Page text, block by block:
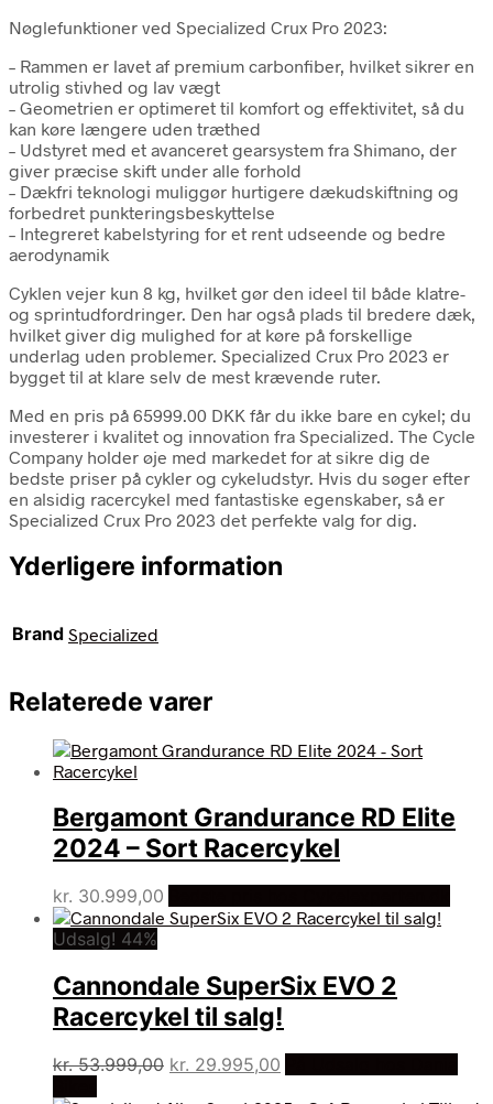
Nøglefunktioner ved Specialized Crux Pro 2023:
– Rammen er lavet af premium carbonfiber, hvilket sikrer en
utrolig stivhed og lav vægt
– Geometrien er optimeret til komfort og effektivitet, så du
kan køre længere uden træthed
– Udstyret med et avanceret gearsystem fra Shimano, der
giver præcise skift under alle forhold
– Dækfri teknologi muliggør hurtigere dækudskiftning og
forbedret punkteringsbeskyttelse
– Integreret kabelstyring for et rent udseende og bedre
aerodynamik
Cyklen vejer kun 8 kg, hvilket gør den ideel til både klatre-
og sprintudfordringer. Den har også plads til bredere dæk,
hvilket giver dig mulighed for at køre på forskellige
underlag uden problemer. Specialized Crux Pro 2023 er
bygget til at klare selv de mest krævende ruter.
Med en pris på 65999.00 DKK får du ikke bare en cykel; du
investerer i kvalitet og innovation fra Specialized. The Cycle
Company holder øje med markedet for at sikre dig de
bedste priser på cykler og cykeludstyr. Hvis du søger efter
en alsidig racercykel med fantastiske egenskaber, så er
Specialized Crux Pro 2023 det perfekte valg for dig.
Yderligere information
Brand Specialized
Relaterede varer
Bergamont Grandurance RD Elite
2024 – Sort Racercykel
kr. 30.999,00
Udsalg! 44%
Cannondale SuperSix EVO 2
Racercykel til salg!
kr.53.999,00 Den
kr. 29.995,00